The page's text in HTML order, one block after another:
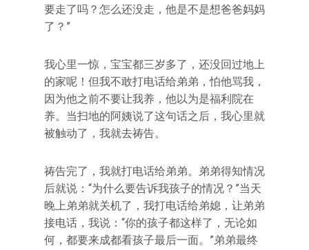
要走了吗？怎么还没走，他是不是想爸爸妈妈
了？”
我心里一惊，宝宝都三岁多了，还没回过地上
的家呢！但我不敢打电话给弟弟，怕他骂我，
因为他之前不要让我养，他以为是福利院在
养。当扫地的阿姨说了这句话之后，我心里就
被触动了，我就去祷告。
祷告完了，我就打电话给弟弟。弟弟得知情况
后就说：“为什么要告诉我孩子的情况？”当天
晚上弟弟就关机了，我打电话给弟媳，让弟弟
接电话，我说：“你的孩子都这样了，无论如
何，都要来成都看孩子最后一面。”弟弟最终